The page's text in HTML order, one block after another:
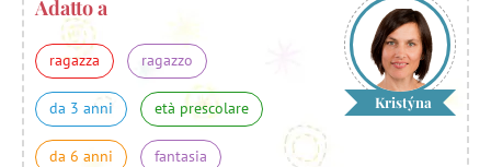
Adatto a
ragazza ragazzo
da 3 anni età prescolare
da 6 anni fantasia
Kristýna